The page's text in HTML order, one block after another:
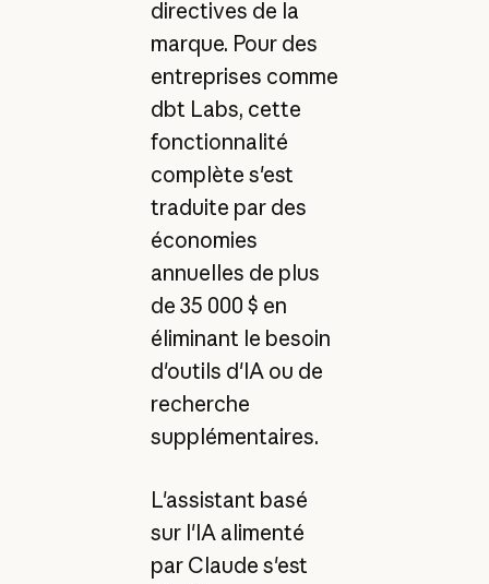
directives de la
marque. Pour des
entreprises comme
dbt Labs, cette
fonctionnalité
complète s'est
traduite par des
économies
annuelles de plus
de 35 000 $ en
éliminant le besoin
d'outils d'IA ou de
recherche
supplémentaires.
L'assistant basé
sur l'IA alimenté
par Claude s'est